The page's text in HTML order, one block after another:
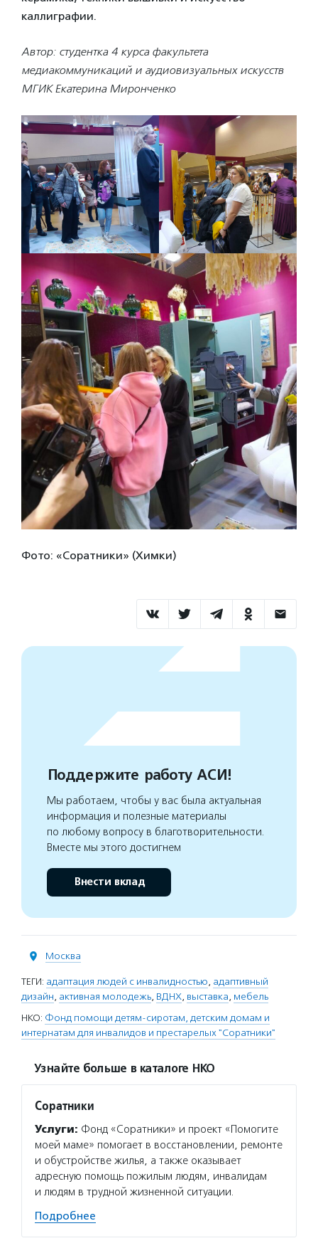
каллиграфии.
Автор: студентка 4 курса факультета
медиакоммуникаций и аудиовизуальных искусств
МГИК Екатерина Миронченко
Фото: «Соратники» (Химки)
Поддержите работу АСИ!
Мы работаем, чтобы у вас была актуальная
информация и полезные материалы
по любому вопросу в благотворительности.
Вместе мы этого достигнем
Внести вклад
Москва
ТЕГИ: адаптация людей с инвалидностью, адаптивный
дизайн, активная молодежь, ВДНХ, выставка, мебель
НКО: Фонд помощи детям-сиротам, детским домам и
интернатам для инвалидов и престарелых "Соратники"
Узнайте больше в каталоге НКО
Соратники
Услуги: Фонд «Соратники» и проект «Помогите
моей маме» помогает в восстановлении, ремонте
и обустройстве жилья, а также оказывает
адресную помощь пожилым людям, инвалидам
и людям в трудной жизненной ситуации.
Подробнее